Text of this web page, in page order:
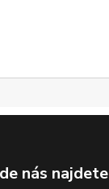
nás najdete